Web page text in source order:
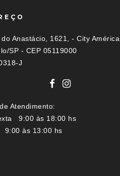
Anastácio, 1621, - City América
SP - CEP 05119000
J
Atendimento:
9:00 às 18:00 hs
9:00 às 13:00 hs